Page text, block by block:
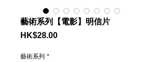
藝術系列【電影】明信片
HK$28.00Price
藝術系列 *